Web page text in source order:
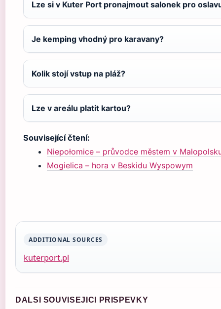
Lze si v Kuter Port pronajmout salonek pro
Je kemping vhodný pro karavany?
Kolik stojí vstup na pláž?
Lze v areálu platit kartou?
Související čtení:
Niepołomice – průvodce městem v
Mogielica – hora v Beskidu Wyspowym
ADDITIONAL SOURCES
kuterport.pl
DALSI SOUVISEJICI PRISPEVKY